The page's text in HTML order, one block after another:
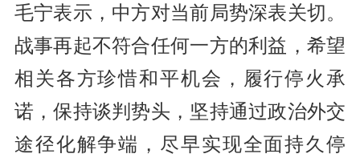
毛宁表示，中方对当前局势深表关切。
战事再起不符合任何一方的利益，希望
相关各方珍惜和平机会，履行停火承
诺，保持谈判势头，坚持通过政治外交
途径化解争端，尽早实现全面持久停